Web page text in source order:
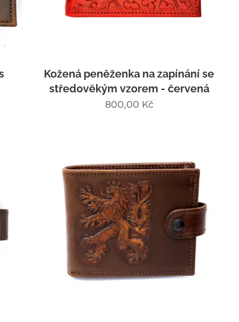
Kožená peněženka na zapínání se
středověkým vzorem - červená
800,00 Kč